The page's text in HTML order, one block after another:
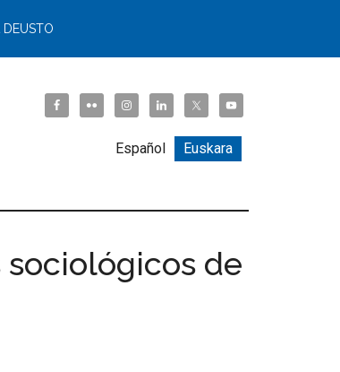
DEUSTO
Español Euskara
sociológicos de